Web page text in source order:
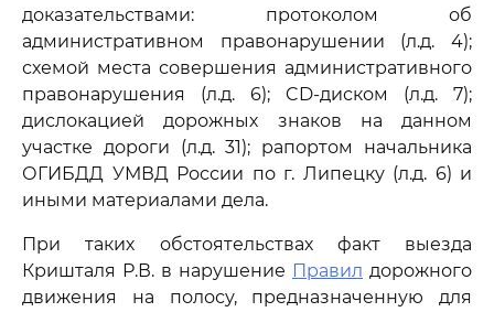
доказательствами: протоколом об
административном правонарушении (л.д. 4);
схемой места совершения административного
правонарушения (л.д. 6); CD-диском (л.д. 7);
дислокацией дорожных знаков на данном
участке дороги (л.д. 31); рапортом начальника
ОГИБДД УМВД России по г. Липецку (л.д. 6) и
иными материалами дела.
При таких обстоятельствах факт выезда
Кришталя Р.В. в нарушение Правил дорожного
движения на полосу, предназначенную для